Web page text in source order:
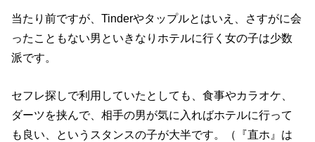
当たり前ですが、Tinderやタップルとはいえ、さすがに会
ったこともない男といきなりホテルに行く女の子は少数
派です。
セフレ探しで利用していたとしても、食事やカラオケ、
ダーツを挟んで、相手の男が気に入ればホテルに行って
も良い、というスタンスの子が大半です。（『直ホ』は